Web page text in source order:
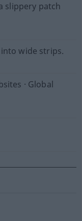
slippery patch
wide strips.
· Global